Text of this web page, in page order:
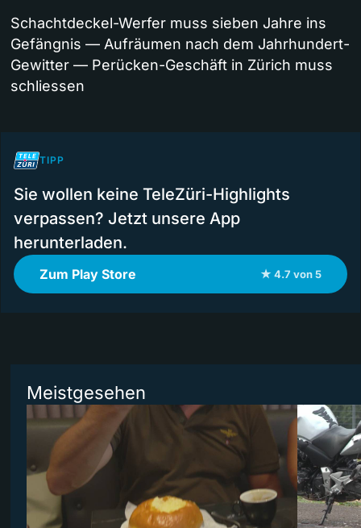
Schachtdeckel-Werfer muss sieben Jahre ins
Gefängnis — Aufräumen nach dem Jahrhundert-
Gewitter — Perücken-Geschäft in Zürich muss
schliessen
TIPP
Sie wollen keine TeleZüri-Highlights
verpassen? Jetzt unsere App
herunterladen.
Zum Play Store ★ 4.7 von 5
Meistgesehen